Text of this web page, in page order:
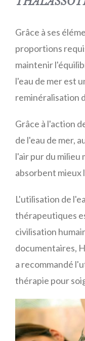
Grâce à ses
proportions
maintenir
l'eau de mer est
reminéralisation
Grâce à l'action
de l'eau de mer,
l'air pur du milieu
absorbent mieux
L'utilisation de
thérapeutiques
civilisation
documentaires,
a recommandé
thérapie pour